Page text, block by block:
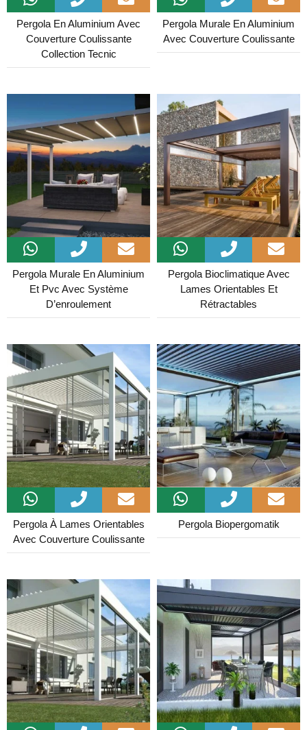
Pergola En Aluminium Avec
Couverture Coulissante
Collection Tecnic
Pergola Murale En Aluminium
Avec Couverture Coulissante
Pergola Murale En Aluminium
Et Pvc Avec Système
D’enroulement
Pergola Bioclimatique Avec
Lames Orientables Et
Rétractables
Pergola À Lames Orientables
Avec Couverture Coulissante
Pergola Biopergomatik